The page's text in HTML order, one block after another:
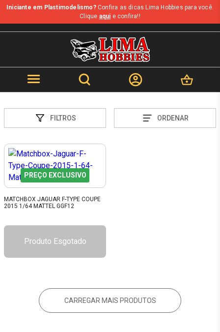
Iniciante em Plastimodelismo?Confira as dicas Lima Hobbies para você.
Clique aqui e confira!!
FILTROS ORDENAR
PREÇO EXCLUSIVO
MATCHBOX JAGUAR F-TYPE COUPE
2015 1/64 MATTEL GGF12
Produto Esgotado
CARREGAR MAIS PRODUTOS